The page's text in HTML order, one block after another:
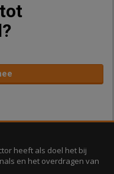
heeft als doel het bij
en het overdragen van